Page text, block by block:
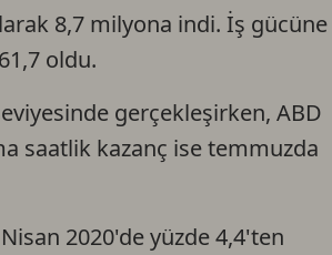
8,7 milyona indi. İş gücüne
oldu.
gerçekleşirken, ABD
saatlik kazanç ise temmuzda
2020'de yüzde 4,4'ten